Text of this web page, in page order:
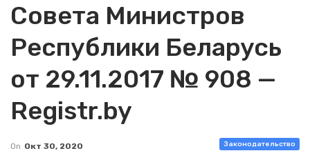
Совета Министров
Республики Беларусь
от 29.11.2017 № 908 —
Registr.by
Законодательство
On Окт 30, 2020